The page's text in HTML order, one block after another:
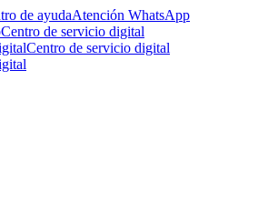
Atención WhatsApp
Centro de servicio digital
Centro de servicio digital